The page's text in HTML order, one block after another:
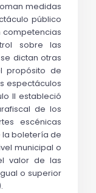
medidas
público
sobre las
dictan otras
propósito de
espectáculos
II estableció
de los
escénicas
la boletería de
municipal o
valor de las
o superior